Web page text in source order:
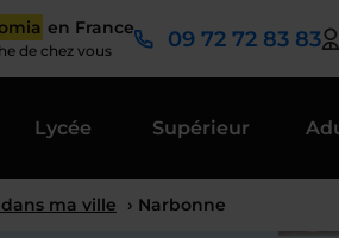
en France
de chez vous 09 72 72 83 83
Lycée Supérieur
ma ville › Narbonne